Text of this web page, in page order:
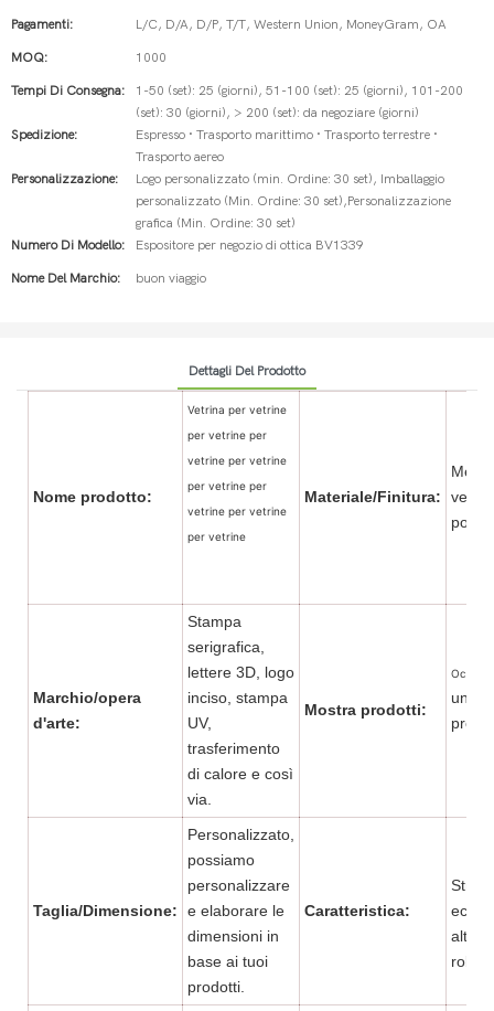
Pagamenti: L/C, D/A, D/P, T/T, Western Union, MoneyGram, OA
MOQ: 1000
Tempi Di Consegna:
1-50 (set): 25 (giorni), 51-100 (set): 25 (giorni), 101-200
(set): 30 (giorni), > 200 (set): da negoziare (giorni)
Spedizione:
Espresso · Trasporto marittimo · Trasporto terrestre ·
Trasporto aereo
Personalizzazione:
Logo personalizzato (min. Ordine: 30 set), Imballaggio
personalizzato (Min. Ordine: 30 set),Personalizzazione
grafica (Min. Ordine: 30 set)
Numero Di Modello:
Espositore per negozio di ottica BV1339
Nome Del Marchio: buon viaggio
Dettagli Del Prodotto
Nome prodotto:
Vetrina per vetrine
per vetrine per
vetrine per vetrine
per vetrine per
vetrine per vetrine
per vetrine
Materiale/Finitura:
Marchio/opera
d'arte:
Stampa
serigrafica,
lettere 3D, logo
inciso, stampa
UV,
trasferimento
di calore e così
via.
Mostra prodotti:
una
Taglia/Dimensione:
Personalizzato,
possiamo
personalizzare
e elaborare le
dimensioni in
base ai tuoi
prodotti.
Caratteristica:
alta